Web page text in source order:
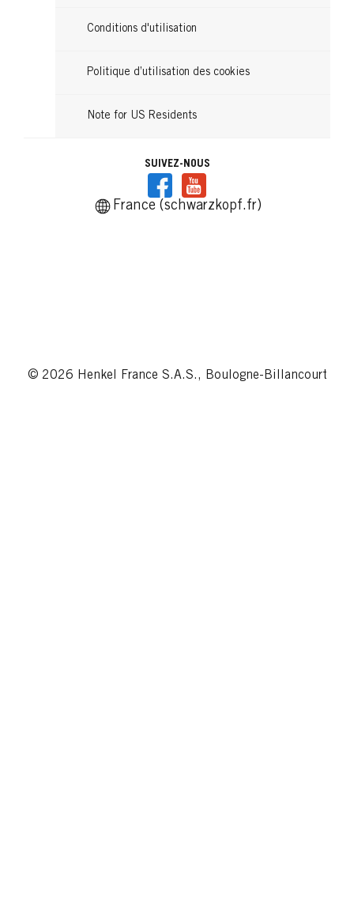
Conditions d'utilisation
Politique d’utilisation des cookies
Note for US Residents
SUIVEZ-NOUS
France (schwarzkopf.fr)
© 2026 Henkel France S.A.S., Boulogne-Billancourt